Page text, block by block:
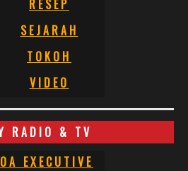
RESEP
SEJARAH
TOKOH
VIDEO
RADIO & TV
EXECUTIVE